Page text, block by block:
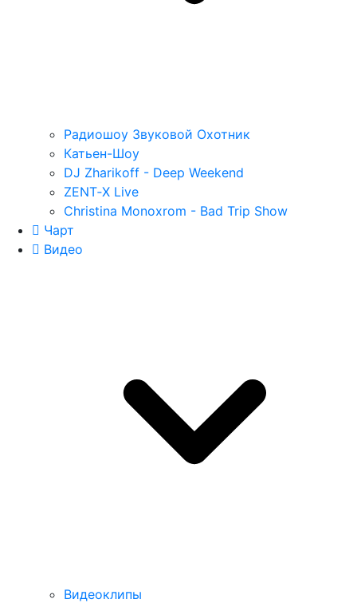
Радиошоу Звуковой Охотник
Катьен-Шоу
DJ Zharikoff - Deep Weekend
ZENT‑X Live
Christina Monoxrom - Bad Trip Show
Чарт
Видео
Видеоклипы